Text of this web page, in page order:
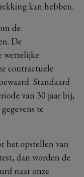
kan hebben.
de
De
wettelijke
contractuele
Standaard
van 30 jaar bij,
te
het opstellen van
dan worden de
naar onze